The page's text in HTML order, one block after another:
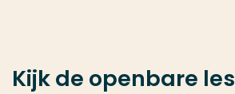
Kijk de openbare